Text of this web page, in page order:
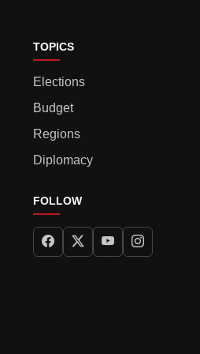
TOPICS
Elections
Budget
Regions
Diplomacy
FOLLOW